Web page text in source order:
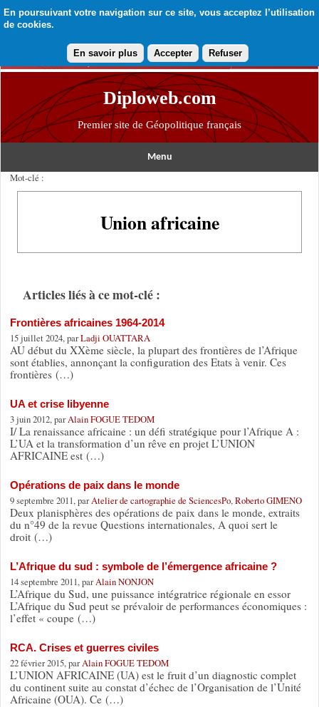
En poursuivant votre navigation sur ce site, vous acceptez l’utilisation
de cookies.
En savoir plus Accepter Refuser
Diploweb.com
Premier site de Géopolitique français
Menu
Mot-clé :
Union africaine
Articles liés à ce mot-clé :
Frontières africaines 1964-2014
15 juillet 2024, parLadji OUATTARA
AU début du XXème siècle, la plupart des frontières de l’Afrique
sont établies, annonçant la configuration des Etats à venir. Ces
frontières (…)
UA et crise libyenne
3 juin 2012, parAlain FOGUE TEDOM
I/ La renaissance africaine : un défi stratégique pour l’Afrique A :
L’UA et la transformation d’un rêve en projet L’UNION
AFRICAINE est (…)
Opérations de paix dans le monde
9 septembre 2011, parAtelier de cartographie de SciencesPo, Roberto GIMENO
Deux planisphères des opérations de paix dans le monde, extraits
du n°49 de la revue Questions internationales, A quoi sert le
droit (…)
L’Afrique du sud : symbole de l’émergence africaine ?
14 septembre 2011, parAlain NONJON
L’Afrique du Sud, une puissance intégratrice régionale en essor
L’Afrique du Sud peut se prévaloir de performances économiques :
l’effet « coupe (…)
RCA. Crises et guerres civiles
22 février 2015, parAlain FOGUE TEDOM
L’UNION AFRICAINE (UA) est le fruit d’un diagnostic complet
du continent suite au constat d’échec de l’Organisation de l’Unité
Africaine (OUA). Ce (…)